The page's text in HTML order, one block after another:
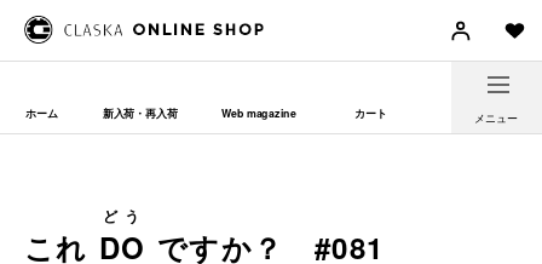
ホーム 新入荷・再入荷 Web magazine カート メニュー
これ DO
どう
ですか？ #081